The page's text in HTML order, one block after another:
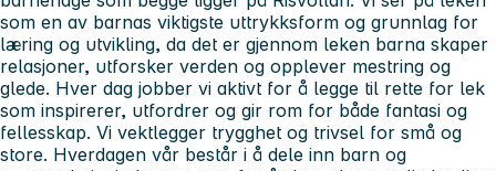
som en av barnas viktigste uttrykksform og grunnlag for
læring og utvikling, da det er gjennom leken barna skaper
relasjoner, utforsker verden og opplever mestring og
glede. Hver dag jobber vi aktivt for å legge til rette for lek
som inspirerer, utfordrer og gir rom for både fantasi og
fellesskap. Vi vektlegger trygghet og trivsel for små og
store. Hverdagen vår består i å dele inn barn og